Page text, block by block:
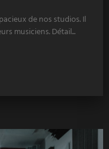
de nos studios. Il
musiciens. Détail...